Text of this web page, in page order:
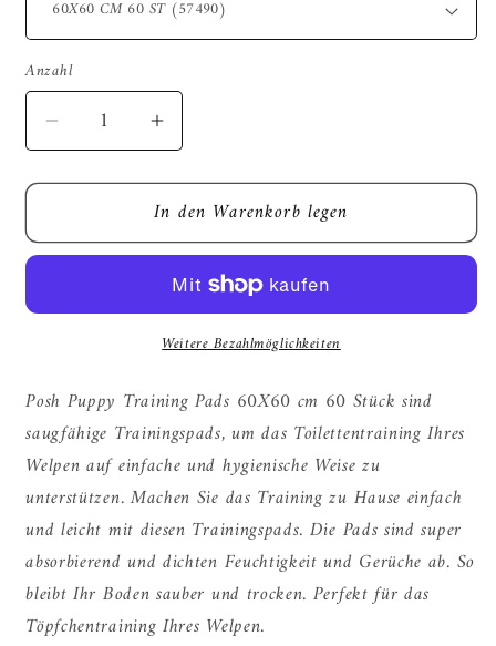
Anzahl
Verringere
die
Menge
Posh
Trainingsunterlagen
Erhöhe
die
Menge
für
Posh
Welpen-
Trainingsunterlagen
In den Warenkorb legen
Weitere Bezahlmöglichkeiten
Posh Puppy Training Pads 60X60 cm 60 Stück sind
saugfähige Trainingspads, um das Toilettentraining Ihres
Welpen auf einfache und hygienische Weise zu
unterstützen. Machen Sie das Training zu Hause einfach
und leicht mit diesen Trainingspads. Die Pads sind super
absorbierend und dichten Feuchtigkeit und Gerüche ab. So
bleibt Ihr Boden sauber und trocken. Perfekt für das
Töpfchentraining Ihres Welpen.